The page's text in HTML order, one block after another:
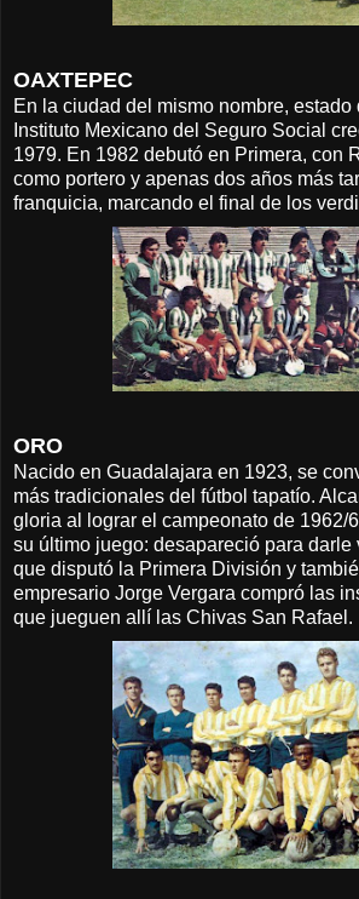
OAXTEPEC
En la ciudad del mismo nombre, estado
Instituto Mexicano del Seguro Social
1979. En 1982 debutó en Primera, con
como portero y apenas dos años más
franquicia, marcando el final de los
ORO
Nacido en Guadalajara en 1923, se
más tradicionales del fútbol tapatío.
gloria al lograr el campeonato de 1962/
su último juego: desapareció para
que disputó la Primera División y
empresario Jorge Vergara compró las
que jueguen allí las Chivas San Rafael.